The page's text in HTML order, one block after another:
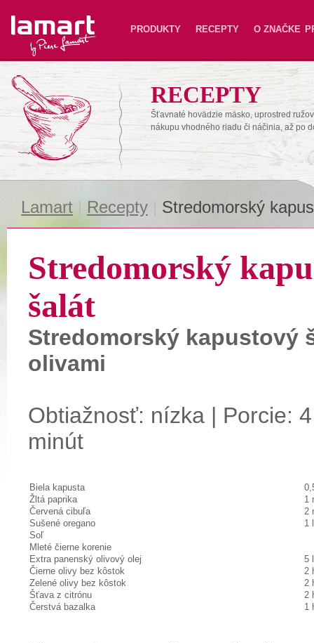
Lamart PRODUKTY RECEPTY O ZNAČKE
RECEPTY
Šťavnaté hovädzie mäsko, uprostred
nákupu vhodného riadu či náčinia, až po
Lamart Recepty Stredomorský
Stredomorský
šalát
Stredomorský kapustový
olivami
Obtiažnosť: nízka | Porcie:
minút
Biela kapusta
Žltá paprika
1
Červená cibuľa
2
Sušené oregano
1
Soľ
Mleté čierne korenie
Extra panenský olivový olej
5
Čierne olivy bez kôstok
2
Zelené olivy bez kôstok
2
Šťava z citrónu
2
Čerstvá bazalka
1